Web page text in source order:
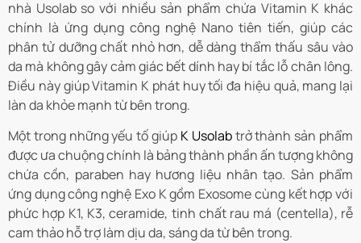
nhà Usolab so với nhiều sản phẩm chứa Vitamin K khác
chính là ứng dụng công nghệ Nano tiên tiến, giúp các
phân tử dưỡng chất nhỏ hơn, dễ dàng thẩm thấu sâu vào
da mà không gây cảm giác bết dính hay bí tắc lỗ chân lông.
Điều này giúp Vitamin K phát huy tối đa hiệu quả, mang lại
làn da khỏe mạnh từ bên trong.
Một trong những yếu tố giúp K Usolabtrở thành sản phẩm
được ưa chuộng chính là bảng thành phần ấn tượng không
chứa cồn, paraben hay hương liệu nhân tạo. Sản phẩm
ứng dụng công nghệ Exo K gồm Exosome cùng kết hợp với
phức hợp K1, K3, ceramide, tinh chất rau má (centella), rễ
cam thảo hỗ trợ làm dịu da, sáng da từ bên trong.